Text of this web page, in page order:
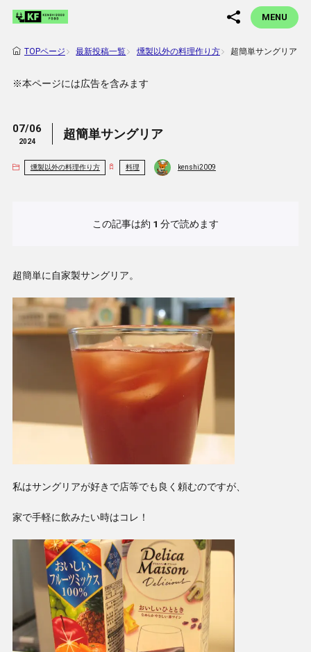
MENU
TOPページ 最新投稿一覧 燻製以外の料理作り方 超簡単サングリア
※本ページには広告を含みます
07/06
2024
超簡単サングリア
燻製以外の料理作り方 料理 kenshi2009
この記事は約 1 分で読めます
超簡単に自家製サングリア。
私はサングリアが好きで店等でも良く頼むのですが、
家で手軽に飲みたい時はコレ！